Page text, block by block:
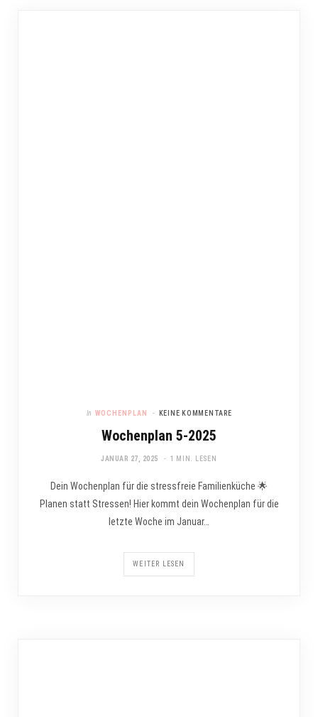
In WOCHENPLAN KEINE KOMMENTARE
Wochenplan 5-2025
JANUAR 27, 2025 1 MIN. LESEN
Dein Wochenplan für die stressfreie Familienküche 🌟
Planen statt Stressen! Hier kommt dein Wochenplan für die
letzte Woche im Januar…
WEITER LESEN